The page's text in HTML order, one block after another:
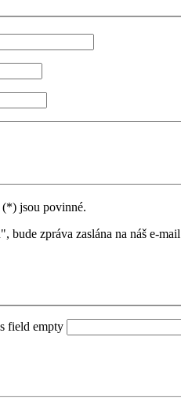
(*) jsou povinné.
bude zpráva zaslána na náš e-
field empty